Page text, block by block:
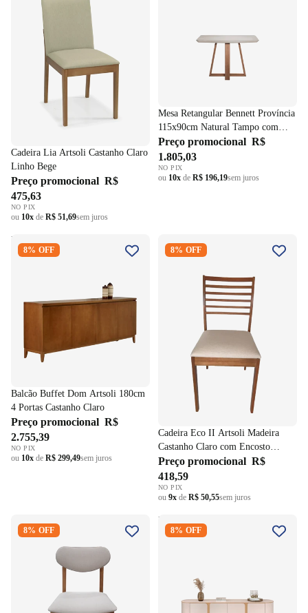
Cadeira Lia Artsoli Castanho Claro
Linho Bege
Preço promocional R$
475,63
NO PIX
ou 10x de R$ 51,69sem juros
Mesa Retangular Bennett Província
115x90cm Natural Tampo com
Vidro Off White
Preço promocional R$
1.805,03
NO PIX
ou 10x de R$ 196,19sem juros
Balcão Buffet Dom Artsoli
180cm 4 Portas Castanho Claro
8% OFF
Balcão Buffet Dom Artsoli 180cm
4 Portas Castanho Claro
Preço promocional R$
2.755,39
NO PIX
ou 10x de R$ 299,49sem juros
Castanho Claro com Encosto
8% OFF
Cadeira Eco II Artsoli Madeira
Castanho Claro com Encosto
Ripado Linho Bege
Preço promocional R$
418,59
NO PIX
ou 9x de R$ 50,55sem juros
Estofada Champagne Linho
8% OFF
Balcão Buffet Cleo DJ Móveis
196cm 4 Portas Off White
8% OFF